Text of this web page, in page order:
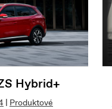
Hybrid+
| Produktové